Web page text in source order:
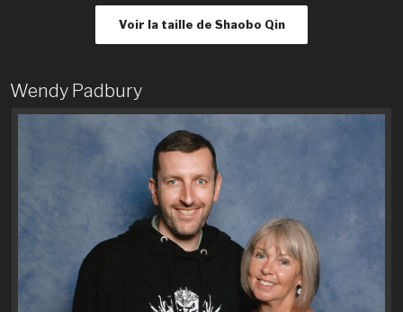
Voir la taille de Shaobo Qin
Wendy Padbury